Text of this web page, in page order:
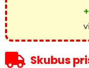
Skubus